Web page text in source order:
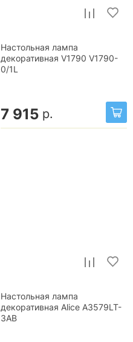
Настольная лампа
декоративная V1790 V1790-
0/1L
7 915 р.
Настольная лампа
декоративная Alice A3579LT-
3AB